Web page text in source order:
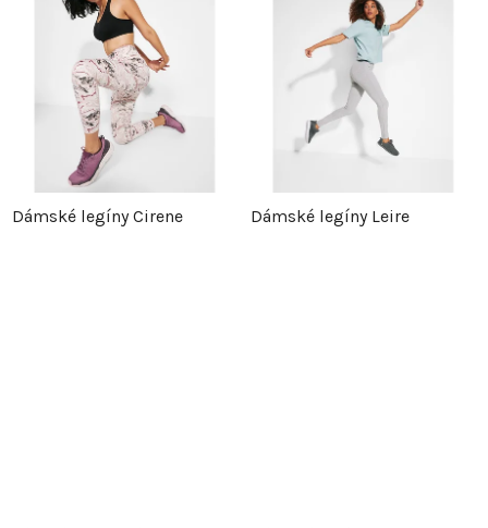
Dámské legíny Cirene Dámské legíny Leire